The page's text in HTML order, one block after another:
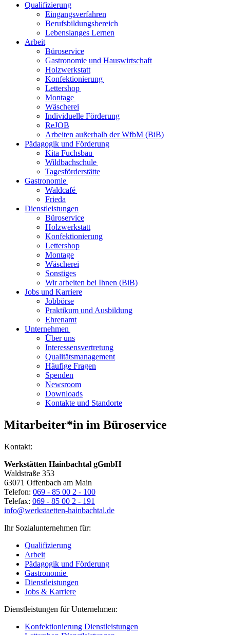
Qualifizierung
Eingangsverfahren
Berufsbildungsbereich
Lebenslanges Lernen
Arbeit
Büroservice
Gastronomie und Hauswirtschaft
Holzwerkstatt
Konfektionierung
Lettershop
Montage
Wäscherei
Individuelle Förderung
ReJOB
Arbeiten außerhalb der WfbM (BiB)
Pädagogik und Förderung
Kita Fuchsbau
Wildbachschule
Tagesförderstätte
Gastronomie
Waldcafé
Frieda
Dienstleistungen
Büroservice
Holzwerkstatt
Konfektionierung
Lettershop
Montage
Wäscherei
Sonstiges
Wir arbeiten bei Ihnen (BiB)
Jobs und Karriere
Jobbörse
Praktikum und Ausbildung
Ehrenamt
Unternehmen
Über uns
Interessensvertretung
Qualitätsmanagement
Häufige Fragen
Spenden
Newsroom
Downloads
Kontakte und Standorte
Mitarbeiter*in im Büroservice
Kontakt:
Werkstätten Hainbachtal gGmbH
Waldstraße 353
63071 Offenbach am Main
Telefon: 069 - 85 00 2 - 100
Telefax: 069 - 85 00 2 - 191
info@werkstaetten-hainbachtal.de
Ihr Sozialunternehmen für:
Qualifizierung
Arbeit
Pädagogik und Förderung
Gastronomie
Dienstleistungen
Jobs & Karriere
Dienstleistungen für Unternehmen:
Konfektionierung Dienstleistungen